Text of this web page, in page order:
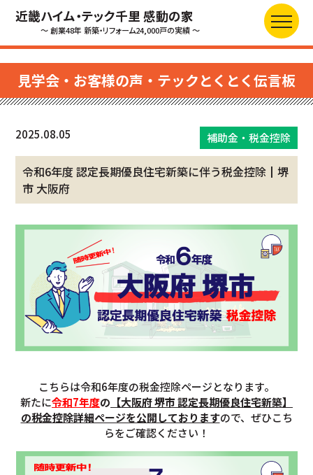
近畿ハイム・テック千里 感動の家
～ 創業48年 新築・リフォーム24,000戸の実績 ～
見学会・お客様の声・テックとくとく伝言板
2025.08.05 補助金・税金控除
令和6年度 認定長期優良住宅新築に伴う税金控除┃堺
市 大阪府
こちらは令和6年度の税金控除ページとなります。
新たに令和7年度の 【大阪府 堺市 認定長期優良住宅新築】
の税金控除詳細ページを公開しておりますので、ぜひこち
らをご確認ください！